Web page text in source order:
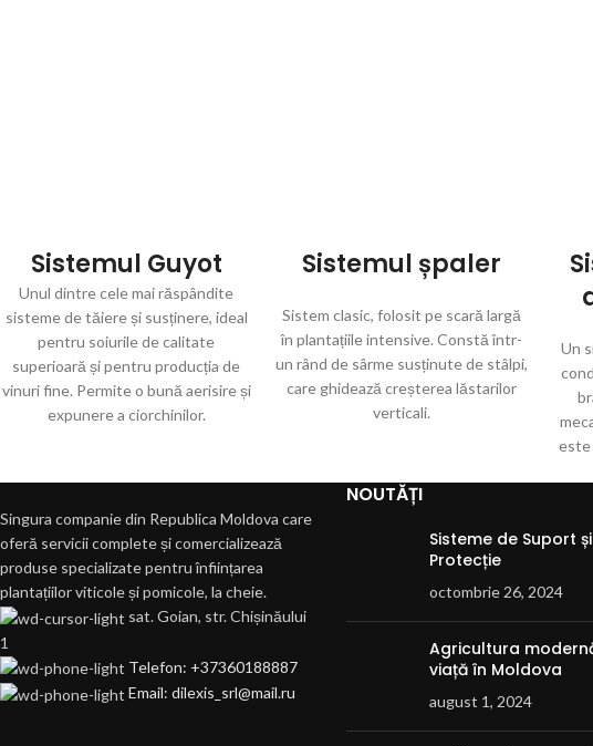
Sistemul Guyot
Unul dintre cele mai răspândite
sisteme de tăiere și susținere, ideal
pentru soiurile de calitate
superioară și pentru producția de
vinuri fine. Permite o bună aerisire și
expunere a ciorchinilor.
Sistemul șpaler
Sistem clasic, folosit pe scară largă
în plantațiile intensive. Constă într-
un rând de sârme susținute de stâlpi,
care ghidează creșterea lăstarilor
verticali.
Un
este
Singura companie din Republica Moldova care
oferă servicii complete și comercializează
produse specializate pentru înființarea
plantațiilor viticole și pomicole, la cheie.
sat. Goian, str. Chișinăului
1
Telefon: +37360188887
Email: dilexis_srl@mail.ru
NOUTĂȚI
Sisteme de Suport și
Protecție
octombrie 26, 2024
Agricultura
viață în Moldova
august 1, 2024